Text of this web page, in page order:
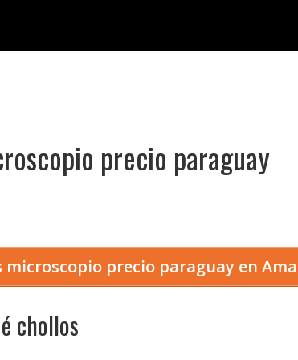
precio paraguay
microscopio precio paraguay en
chollos